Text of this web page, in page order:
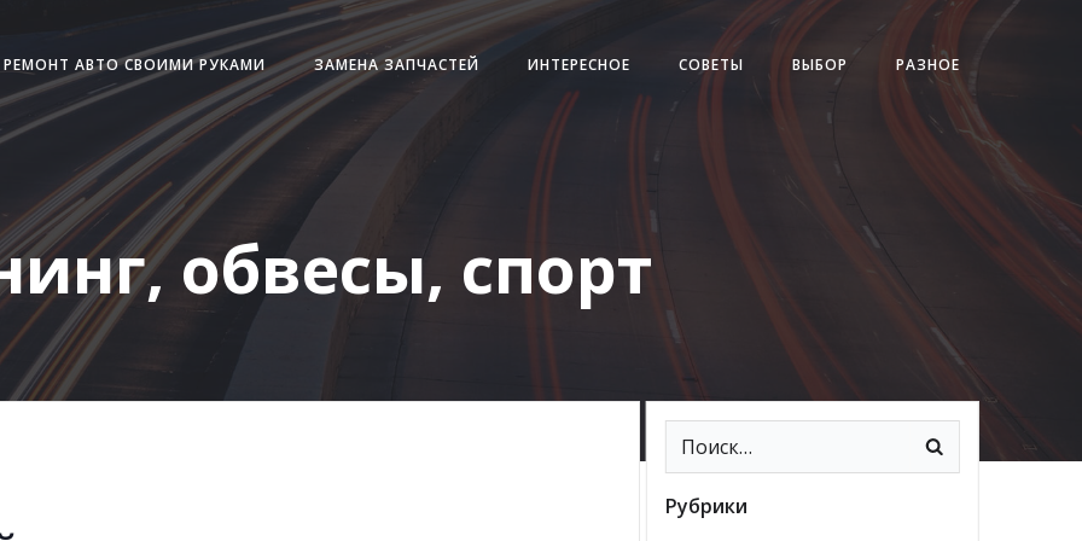
РЕМОНТ АВТО СВОИМИ РУКАМИ ЗАМЕНА ЗАПЧАСТЕЙ ИНТЕРЕСНОЕ СОВЕТЫ ВЫБОР РАЗНОЕ
обвесы, спорт
Рубрики